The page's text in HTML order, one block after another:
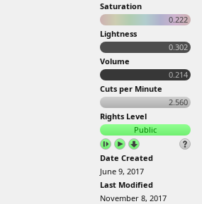
Saturation
0.222
Lightness
0.302
Volume
0.214
Cuts per Minute
2.560
Rights Level
Public
Date Created
June 9, 2017
Last Modified
November 8, 2017